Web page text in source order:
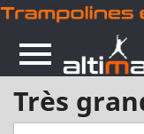

Très